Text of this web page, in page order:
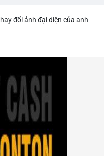
USD, chịu áp lực bán
kho dự trữ CRO trị giá
Triều Tiên và Lazarus
lệnh đóng băng tài sản.
Layer. BitGo IPO thành
giá 2 tỷ USD.
đổi ảnh đại diện của anh